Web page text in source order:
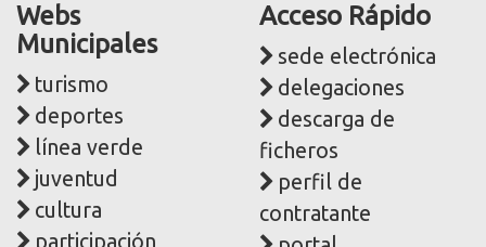
Webs
Municipales
turismo
deportes
línea verde
juventud
cultura
participación
Acceso Rápido
sede electrónica
delegaciones
descarga de
ficheros
perfil de
contratante